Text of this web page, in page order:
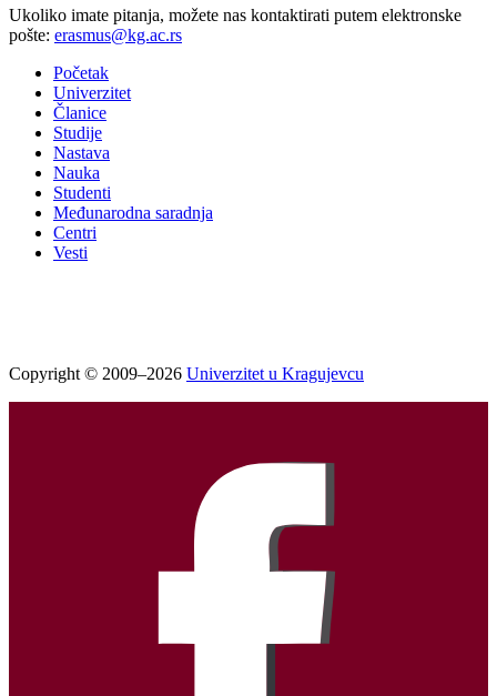
Ukoliko imate pitanja, možete nas kontaktirati putem elektronske
pošte: erasmus@kg.ac.rs
Početak
Univerzitet
Članice
Studije
Nastava
Nauka
Studenti
Međunarodna saradnja
Centri
Vesti
Copyright © 2009–2026 Univerzitet u Kragujevcu